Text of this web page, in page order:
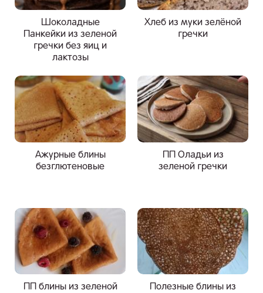
Шоколадные
Панкейки из зеленой
гречки без яиц и
лактозы
Хлеб из муки зелёной
гречки
Ажурные блины
безглютеновые
ПП Оладьи из
зеленой гречки
ПП блины из зеленой
Полезные блины из